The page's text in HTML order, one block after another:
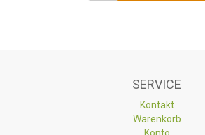
SERVICE
Kontakt
Warenkorb